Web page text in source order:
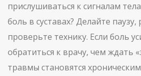
прислушиваться к сигналам
боль в суставах? Делайте паузу,
проверьте технику. Если боль
обратиться к врачу, чем ждать
травмы становятся